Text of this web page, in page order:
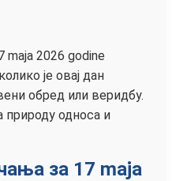
maja 2026 godine
је овај дан
обред или веридбу.
природу односа и
за 17 maja